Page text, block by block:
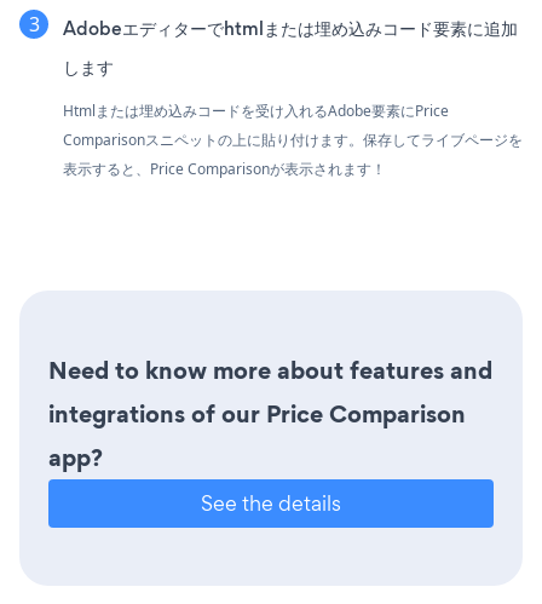
Adobeエディターでhtmlまたは埋め込みコード要素に追加
します
Htmlまたは埋め込みコードを受け入れるAdobe要素にPrice
Comparisonスニペットの上に貼り付けます。保存してライブページを
表示すると、Price Comparisonが表示されます！
Need to know more about features and
integrations of our Price Comparison
app?
See the details